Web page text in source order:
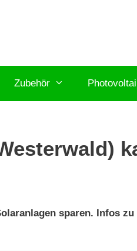
Zubehör
sparen. Infos